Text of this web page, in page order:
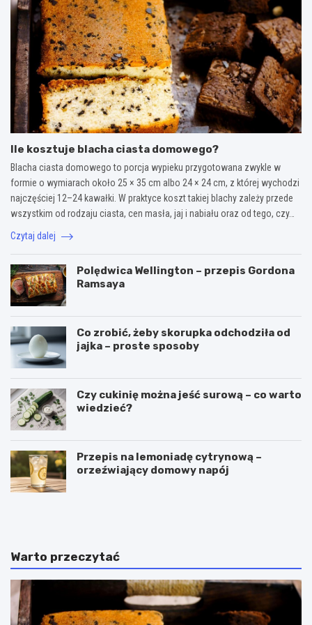
Ile kosztuje blacha ciasta domowego?
Blacha ciasta domowego to porcja wypieku przygotowana zwykle w
formie o wymiarach około 25 × 35 cm albo 24 × 24 cm, z której wychodzi
najczęściej 12–24 kawałki. W praktyce koszt takiej blachy zależy przede
wszystkim od rodzaju ciasta, cen masła, jaj i nabiału oraz od tego, czy…
Czytaj dalej
Polędwica Wellington – przepis Gordona
Ramsaya
Co zrobić, żeby skorupka odchodziła od
jajka – proste sposoby
Czy cukinię można jeść surową – co warto
wiedzieć?
Przepis na lemoniadę cytrynową –
orzeźwiający domowy napój
C
l
a
r
e
P
r
k
i
d
Warto przeczytać